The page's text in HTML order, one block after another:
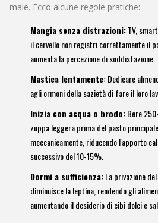
male. Ecco alcune regole pratiche:
Mangia senza distrazioni:TV,
il cervello non registri correttamente il
aumenta la percezione di soddisfazione.
Mastica lentamente:Dedicare
agli ormoni della sazietà di fare il loro
Inizia con acqua o brodo:Bere
zuppa leggera prima del pasto
meccanicamente, riducendo l'apporto
successivo del 10-15%.
Dormi a sufficienza:La privazione
diminuisce la leptina, rendendo gli
aumentando il desiderio di cibi dolci e